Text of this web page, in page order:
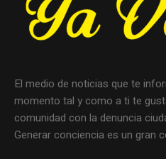
El medio de noticias que te
momento tal y como a ti te
comunidad con la denuncia
Generar conciencia es un gran